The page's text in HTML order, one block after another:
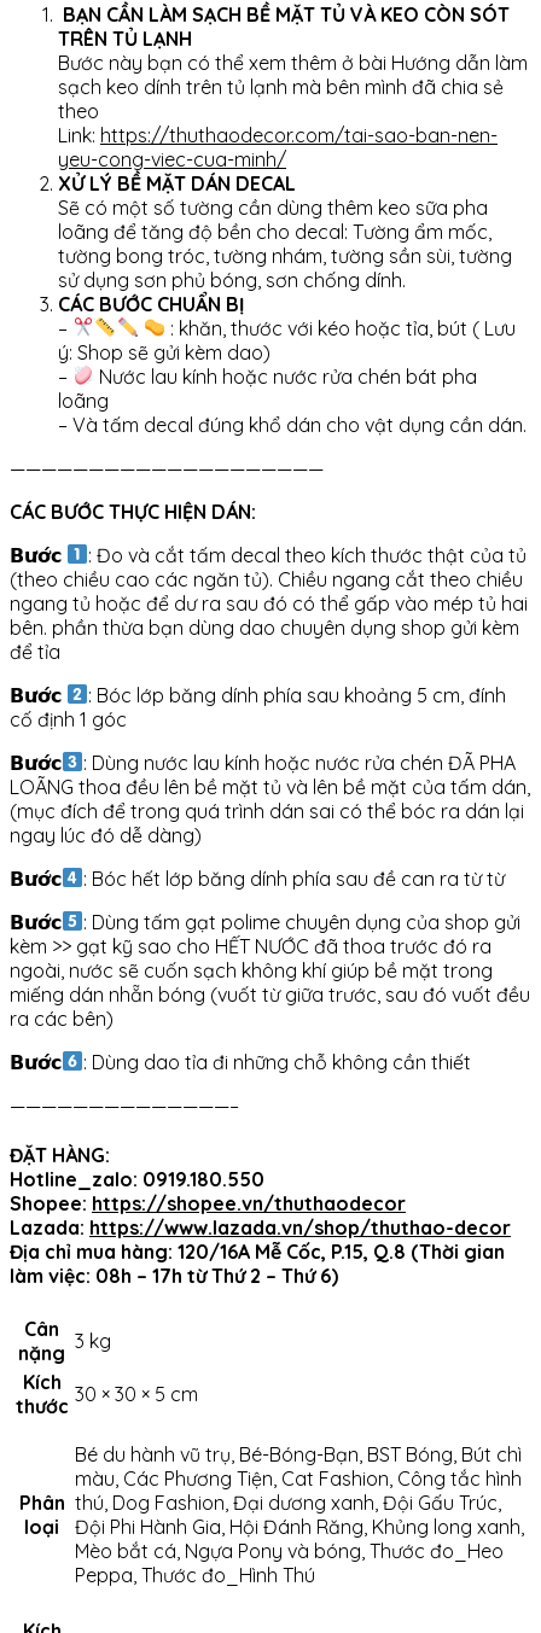
BẠN CẦN LÀM SẠCH BỀ MẶT TỦ VÀ KEO CÒN SÓT
TRÊN TỦ LẠNH
Bước này bạn có thể xem thêm ở bài Hướng dẫn làm
sạch keo dính trên tủ lạnh mà bên mình đã chia sẻ
theo
Link: https://thuthaodecor.com/tai-sao-ban-nen-
yeu-cong-viec-cua-minh/
XỬ LÝ BỀ MẶT DÁN DECAL
Sẽ có một số tường cần dùng thêm keo sữa pha
loãng để tăng độ bền cho decal: Tường ẩm mốc,
tường bong tróc, tường nhám, tường sần sùi, tường
sử dụng sơn phủ bóng, sơn chống dính.
CÁC BƯỚC CHUẨN BỊ
–
: khăn, thước với kéo hoặc tỉa, bút ( Lưu
ý: Shop sẽ gửi kèm dao)
–
Nước lau kính hoặc nước rửa chén bát pha
loãng
– Và tấm decal đúng khổ dán cho vật dụng cần dán.
————————————————————
CÁC BƯỚC THỰC HIỆN DÁN:
𝗕𝘂̛𝗼̛́𝗰
: Đo và cắt tấm decal theo kích thước thật của tủ
(theo chiều cao các ngăn tủ). Chiều ngang cắt theo chiều
ngang tủ hoặc để dư ra sau đó có thể gấp vào mép tủ hai
bên. phần thừa bạn dùng dao chuyên dụng shop gửi kèm
để tỉa
𝗕𝘂̛𝗼̛́𝗰
: Bóc lớp băng dính phía sau khoảng 5 cm, đính
cố định 1 góc
𝗕𝘂̛𝗼̛́𝗰
: Dùng nước lau kính hoặc nước rửa chén ĐÃ PHA
LOÃNG thoa đều lên bề mặt tủ và lên bề mặt của tấm dán,
(mục đích để trong quá trình dán sai có thể bóc ra dán lại
ngay lúc đó dễ dàng)
𝗕𝘂̛𝗼̛́𝗰
: Bóc hết lớp băng dính phía sau đề can ra từ từ
𝗕𝘂̛𝗼̛́𝗰
: Dùng tấm gạt polime chuyên dụng của shop gửi
kèm >> gạt kỹ sao cho HẾT NƯỚC đã thoa trước đó ra
ngoài, nước sẽ cuốn sạch không khí giúp bề mặt trong
miếng dán nhẵn bóng (vuốt từ giữa trước, sau đó vuốt đều
ra các bên)
𝗕𝘂̛𝗼̛́𝗰
: Dùng dao tỉa đi những chỗ không cần thiết
——————————————–
ĐẶT HÀNG:
Hotline_zalo: 0919.180.550
Shopee: https://shopee.vn/thuthaodecor
Lazada: https://www.lazada.vn/shop/thuthao-decor
Địa chỉ mua hàng: 120/16A Mễ Cốc, P.15, Q.8 (Thời gian
làm việc: 08h – 17h từ Thứ 2 – Thứ 6)
Cân
nặng 3 kg
Kích
thước 30 × 30 × 5 cm
Phân
loại
Bé du hành vũ trụ, Bé-Bóng-Bạn, BST Bóng, Bút chì
màu, Các Phương Tiện, Cat Fashion, Công tắc hình
thú, Dog Fashion, Đại dương xanh, Đội Gấu Trúc,
Đội Phi Hành Gia, Hội Đánh Răng, Khủng long xanh,
Mèo bắt cá, Ngựa Pony và bóng, Thước đo_Heo
Peppa, Thước đo_Hình Thú